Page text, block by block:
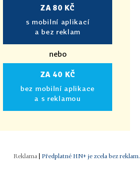
ZA 80 KČ
s mobilní aplikací
a bez reklam
nebo
ZA 40 KČ
bez mobilní aplikace
a s reklamou
| Předplatné HN+ je zcela bez reklam.